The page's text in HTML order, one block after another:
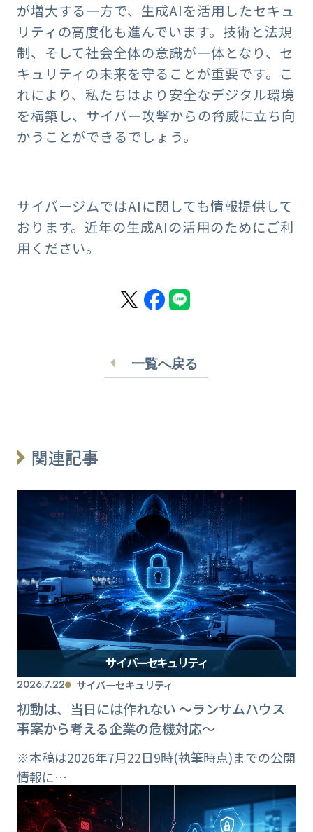
が増大する一方で、生成AIを活用したセキュ
リティの高度化も進んでいます。技術と法規
制、そして社会全体の意識が一体となり、セ
キュリティの未来を守ることが重要です。こ
れにより、私たちはより安全なデジタル環境
を構築し、サイバー攻撃からの脅威に立ち向
かうことができるでしょう。
サイバージムではAIに関しても情報提供して
おります。近年の生成AIの活用のためにご利
用ください。
一覧へ戻る
関連記事
サイバーセキュリティ
2026.7.22 サイバーセキュリティ
初動は、当日には作れない ～ランサムハウス
事案から考える企業の危機対応～
※本稿は2026年7月22日9時(執筆時点)までの公開
情報に…